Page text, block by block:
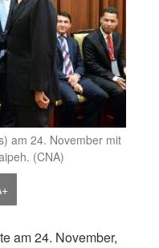
am 24. November mit
(CNA)
am 24. November,